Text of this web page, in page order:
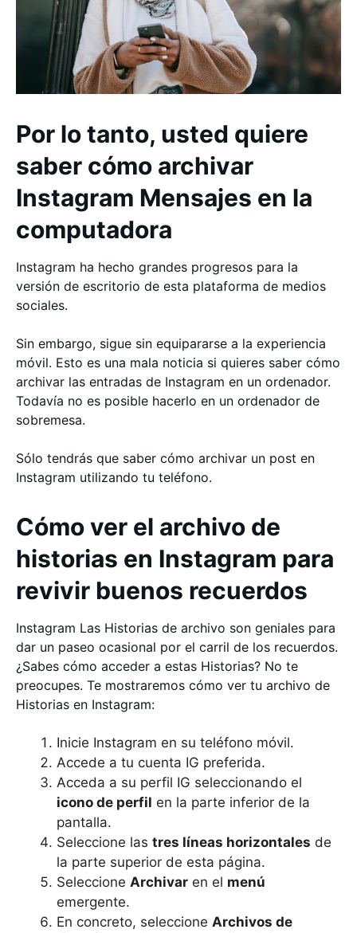
Por lo tanto, usted quiere
saber cómo archivar
Instagram Mensajes en la
computadora
Instagram ha hecho grandes progresos para la
versión de escritorio de esta plataforma de medios
sociales.
Sin embargo, sigue sin equipararse a la experiencia
móvil. Esto es una mala noticia si quieres saber cómo
archivar las entradas de Instagram en un ordenador.
Todavía no es posible hacerlo en un ordenador de
sobremesa.
Sólo tendrás que saber cómo archivar un post en
Instagram utilizando tu teléfono.
Cómo ver el archivo de
historias en Instagram para
revivir buenos recuerdos
Instagram Las Historias de archivo son geniales para
dar un paseo ocasional por el carril de los recuerdos.
¿Sabes cómo acceder a estas Historias? No te
preocupes. Te mostraremos cómo ver tu archivo de
Historias en Instagram:
Inicie Instagram en su teléfono móvil.
Accede a tu cuenta IG preferida.
Acceda a su perfil IG seleccionando el
icono de perfil en la parte inferior de la
pantalla.
Seleccione las tres líneas horizontales de
la parte superior de esta página.
Seleccione Archivar en el menú
emergente.
En concreto, seleccione Archivos de